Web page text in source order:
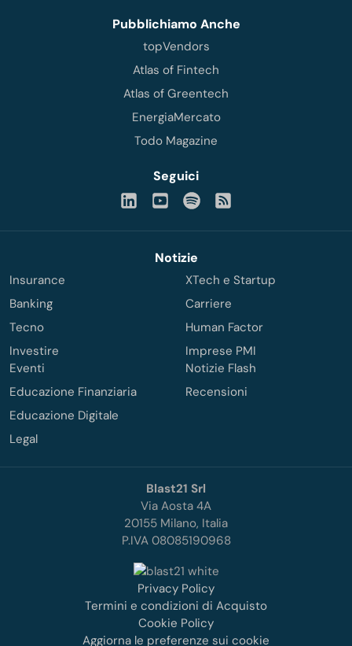
Pubblichiamo Anche
topVendors
Atlas of Fintech
Atlas of Greentech
EnergiaMercato
Todo Magazine
Seguici
Notizie
Insurance
Banking
Tecno
Investire
XTech e Startup
Carriere
Human Factor
Imprese PMI
Eventi
Educazione Finanziaria
Educazione Digitale
Legal
Notizie Flash
Recensioni
Blast21 Srl
Via Aosta 4A
20155 Milano, Italia
P.IVA 08085190968
Privacy Policy
Termini e condizioni di Acquisto
Cookie Policy
Aggiorna le preferenze sui cookie